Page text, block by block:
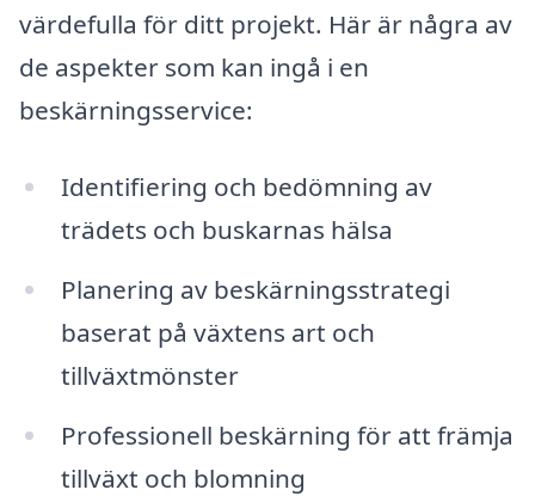
värdefulla för ditt projekt. Här är några av
de aspekter som kan ingå i en
beskärningsservice:
Identifiering och bedömning av
trädets och buskarnas hälsa
Planering av beskärningsstrategi
baserat på växtens art och
tillväxtmönster
Professionell beskärning för att främja
tillväxt och blomning